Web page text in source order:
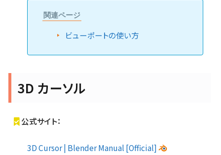
関連ページ
ビューポートの使い方
3D カーソル
公式サイト：
3D Cursor | Blender Manual [Official]